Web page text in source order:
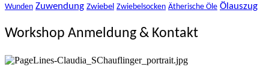
Wunden Zuwendung Zwiebel Zwiebelsocken Ätherische Öle Ölauszug
Workshop Anmeldung & Kontakt